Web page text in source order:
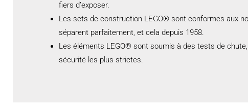
fiers d’exposer.
Les sets de construction LEGO® sont conformes aux
séparent parfaitement, et cela depuis 1958.
Les éléments LEGO® sont soumis à des tests de
sécurité les plus strictes.